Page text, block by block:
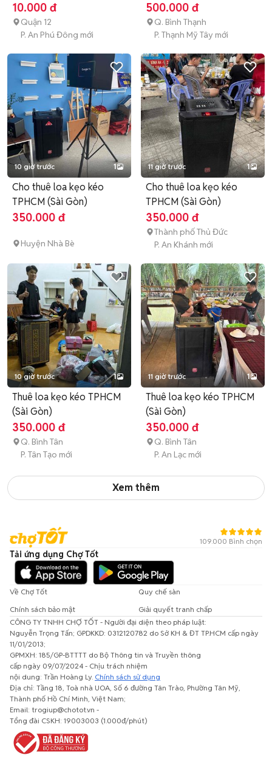
10.000 đ
Quận 12
P. An Phú Đông mới
500.000 đ
Q. Bình Thạnh
P. Thạnh Mỹ Tây mới
10 giờ trước 1
Cho thuê loa kẹo kéo
TPHCM (Sài Gòn)
350.000 đ
Huyện Nhà Bè
11 giờ trước 1
Cho thuê loa kẹo kéo
TPHCM (Sài Gòn)
350.000 đ
Thành phố Thủ Đức
P. An Khánh mới
10 giờ trước 1
Thuê loa kẹo kéo TPHCM
(Sài Gòn)
350.000 đ
Q. Bình Tân
P. Tân Tạo mới
11 giờ trước 1
Thuê loa kẹo kéo TPHCM
(Sài Gòn)
350.000 đ
Q. Bình Tân
P. An Lạc mới
Xem thêm
109.000 Bình chọn
Tải ứng dụng Chợ Tốt
Về Chợ Tốt
Quy chế sàn
Chính sách bảo mật
Giải quyết tranh chấp
CÔNG TY TNHH CHỢ TỐT - Người đại diện theo pháp luật:
Nguyễn Trọng Tấn; GPDKKD: 0312120782 do Sở KH & ĐT TP.HCM cấp ngày
11/01/2013;
GPMXH: 185/GP-BTTTT do Bộ Thông tin và Truyền thông
cấp ngày 09/07/2024 - Chịu trách nhiệm
nội dung: Trần Hoàng Ly. Chính sách sử dụng
Địa chỉ: Tầng 18, Toà nhà UOA, Số 6 đường Tân Trào, Phường Tân Mỹ,
Thành phố Hồ Chí Minh, Việt Nam;
Email: trogiup@chotot.vn -
Tổng đài CSKH: 19003003 (1.000đ/phút)